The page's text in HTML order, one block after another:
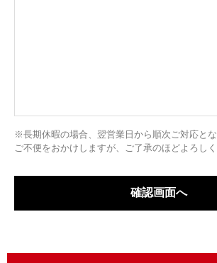
※長期休暇の場合、翌営業日から順次ご対応と
ご不便をおかけしますが、ご了承のほどよろしく